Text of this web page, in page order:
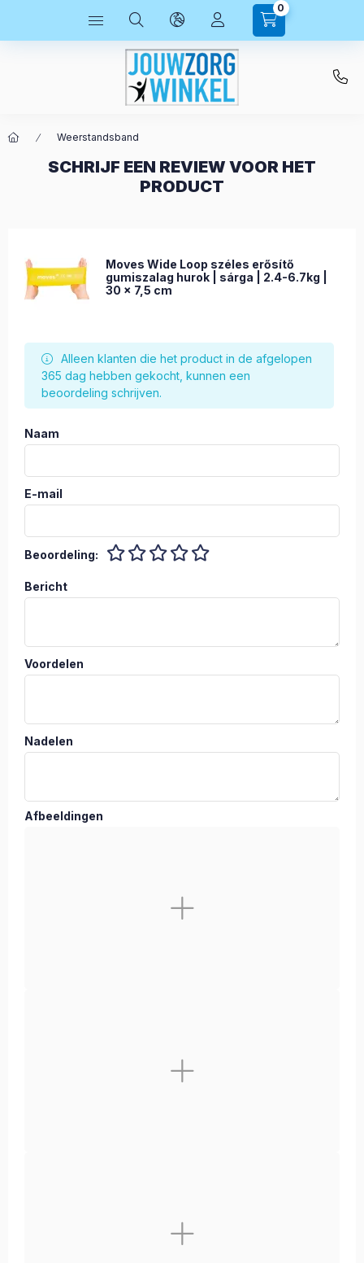
0
Weerstandsband
SCHRIJF EEN REVIEW VOOR HET
PRODUCT
Moves Wide Loop széles erősítő
gumiszalag hurok | sárga | 2.4-6.7kg |
30 x 7,5 cm
Alleen klanten die het product in de afgelopen
365 dag hebben gekocht, kunnen een
beoordeling schrijven.
Naam
E-mail
Beoordeling:
Bericht
Voordelen
Nadelen
Afbeeldingen